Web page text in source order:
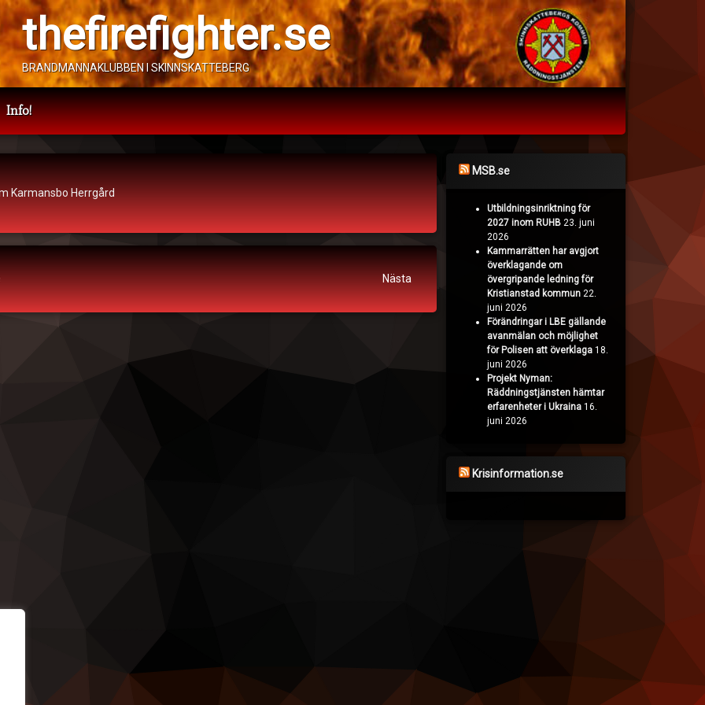
thefirefighter.se
BRANDMANNAKLUBBEN I SKINNSKATTEBERG
Info!
2024
Kategorier:
Automatlarm
Karmansbo Herrgård
Nästa
MSB.se
Utbildningsinriktning för
2027 inom RUHB 23. juni
2026
Kammarrätten har avgjort
överklagande om
övergripande ledning för
Kristianstad kommun 22.
juni 2026
Förändringar i LBE gällande
avanmälan och möjlighet
för Polisen att överklaga 18.
juni 2026
Projekt Nyman:
Räddningstjänsten hämtar
erfarenheter i Ukraina 16.
juni 2026
Krisinformation.se